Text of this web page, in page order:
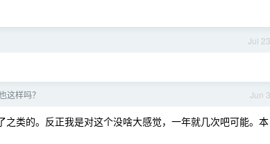
Jul 23
Jun 3
这样吗？
类的。反正我是对这个没啥大感觉，一年就几次吧可能。本